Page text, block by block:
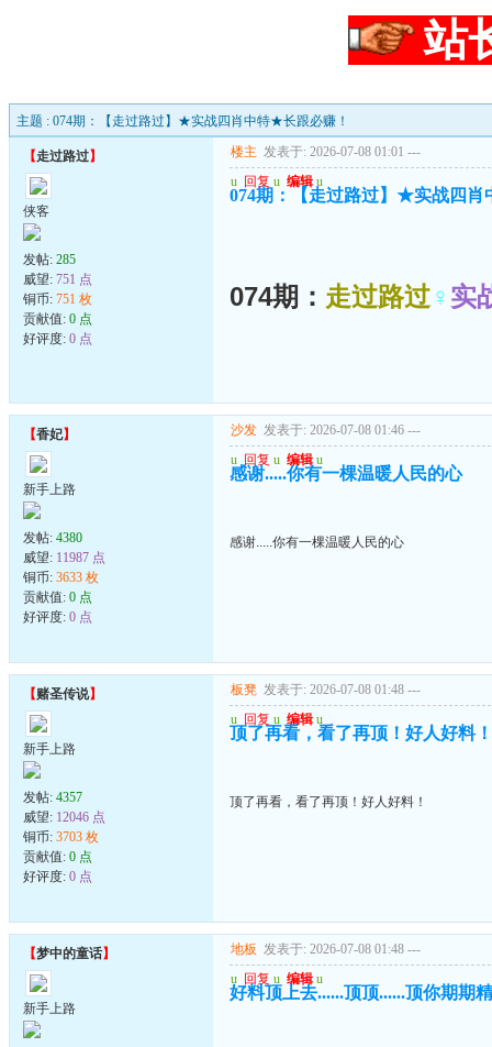
站
主题 : 074期：【走过路过】★实战四肖中特★长跟必赚！
【走过路过】
侠客
发帖: 285
威望: 751 点
铜币: 751 枚
贡献值: 0 点
好评度: 0 点
楼主 发表于: 2026-07-08 01:01 ---
u 回复 u 编辑 u
074期：【走过路过】★实战四
074期： 走过路过♀ 实
【香妃】
新手上路
发帖: 4380
威望: 11987 点
铜币: 3633 枚
贡献值: 0 点
好评度: 0 点
沙发 发表于: 2026-07-08 01:46 ---
u 回复 u 编辑 u
感谢.....你有一棵温暖人民的心
感谢.....你有一棵温暖人民的心
【赌圣传说】
新手上路
发帖: 4357
威望: 12046 点
铜币: 3703 枚
贡献值: 0 点
好评度: 0 点
板凳 发表于: 2026-07-08 01:48 ---
u 回复 u 编辑 u
顶了再看，看了再顶！好人好料！
顶了再看，看了再顶！好人好料！
【梦中的童话】
新手上路
地板 发表于: 2026-07-08 01:48 ---
u 回复 u 编辑 u
好料顶上去......顶顶......顶你期期